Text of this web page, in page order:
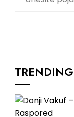
TRENDING